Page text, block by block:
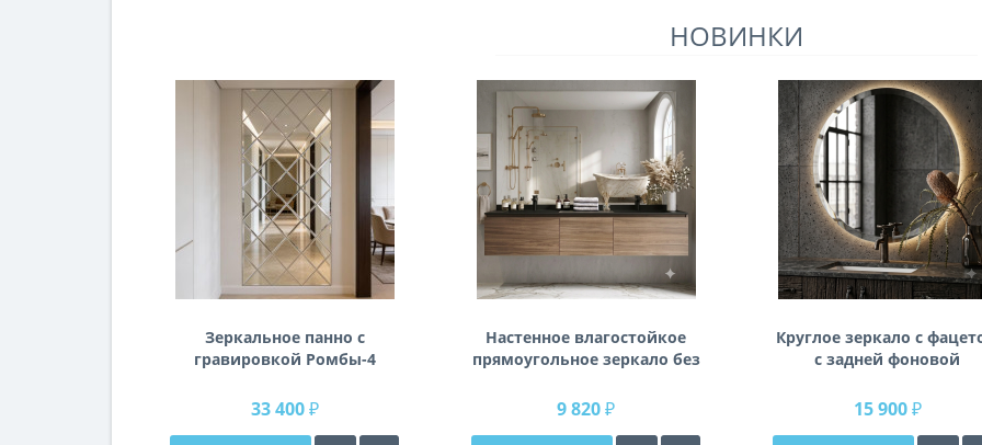
НОВИНКИ
Зеркальное панно с
гравировкой Ромбы-4
33 400 ₽
Настенное влагостойкое
прямоугольное зеркало без
см (1400 мм)
9 820 ₽
Круглое зеркало с
с задней фоновой
15 900 ₽